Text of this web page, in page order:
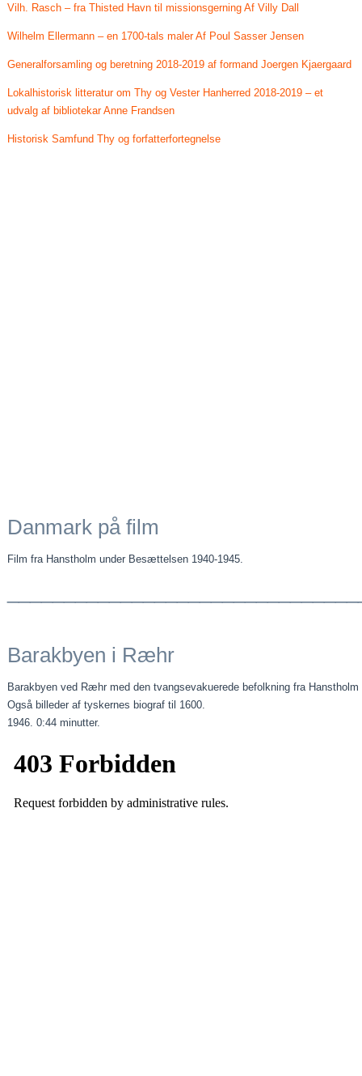
Vilh. Rasch – fra Thisted Havn til missionsgerning Af Villy Dall
Wilhelm Ellermann – en 1700-tals maler Af Poul Sasser Jensen
Generalforsamling og beretning 2018-2019 af formand Joergen Kjaergaard
Lokalhistorisk litteratur om Thy og Vester Hanherred 2018-2019 – et
udvalg af bibliotekar Anne Frandsen
Historisk Samfund Thy og forfatterfortegnelse
Danmark på film
Film fra Hanstholm under Besættelsen 1940-1945.
Barakbyen i Ræhr
Barakbyen ved Ræhr med den tvangsevakuerede befolkning fra Hanstholm
Også billeder af tyskernes biograf til 1600.
1946. 0:44 minutter.